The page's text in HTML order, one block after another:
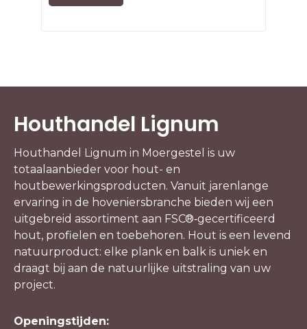
Houthandel Lignum
Houthandel Lignum in Moergestel is uw
totaalaanbieder voor hout- en
houtbewerkingsproducten. Vanuit jarenlange
ervaring in de hoveniersbranche bieden wij een
uitgebreid assortiment aan FSC®‑gecertificeerd
hout, profielen en toebehoren. Hout is een levend
natuurproduct: elke plank en balk is uniek en
draagt bij aan de natuurlijke uitstraling van uw
project.
Openingstijden: